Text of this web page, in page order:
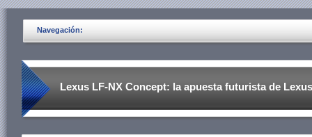
Navegación:
Lexus LF-NX Concept: la apuesta futurista de